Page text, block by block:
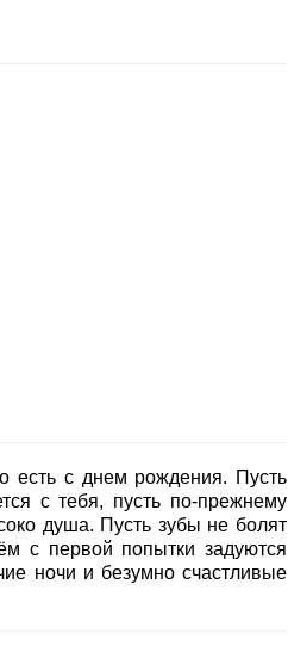
есть с днем рождения. Пусть
с тебя, пусть по-прежнему
душа. Пусть зубы не болят
с первой попытки задуются
ночи и безумно счастливые